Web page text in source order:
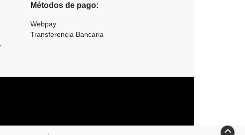
Métodos de pago:
Webpay
Transferencia Bancaria